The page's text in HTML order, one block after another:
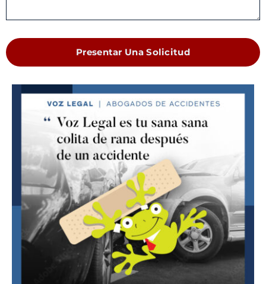
Presentar Una Solicitud